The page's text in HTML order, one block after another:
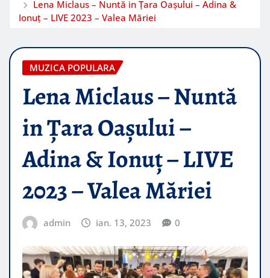
Lena Miclaus – Nuntă in Țara Oașului – Adina &
Ionuț – LIVE 2023 – Valea Măriei
MUZICA POPULARA
Lena Miclaus – Nuntă
in Țara Oașului –
Adina & Ionuț – LIVE
2023 – Valea Măriei
admin ian. 13, 2023 0